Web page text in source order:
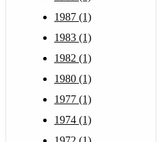
1987 (1)
1983 (1)
1982 (1)
1980 (1)
1977 (1)
1974 (1)